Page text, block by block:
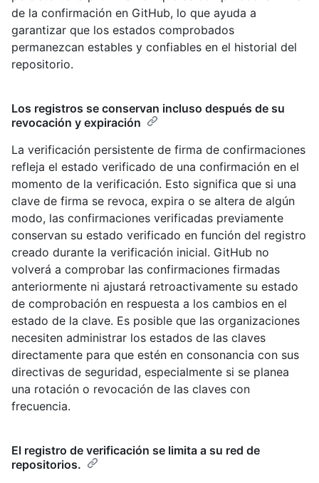
de la confirmación en GitHub, lo que ayuda a
garantizar que los estados comprobados
permanezcan estables y confiables en el historial del
repositorio.
Los registros se conservan incluso después de su
revocación y expiración
La verificación persistente de firma de confirmaciones
refleja el estado verificado de una confirmación en el
momento de la verificación. Esto significa que si una
clave de firma se revoca, expira o se altera de algún
modo, las confirmaciones verificadas previamente
conservan su estado verificado en función del registro
creado durante la verificación inicial. GitHub no
volverá a comprobar las confirmaciones firmadas
anteriormente ni ajustará retroactivamente su estado
de comprobación en respuesta a los cambios en el
estado de la clave. Es posible que las organizaciones
necesiten administrar los estados de las claves
directamente para que estén en consonancia con sus
directivas de seguridad, especialmente si se planea
una rotación o revocación de las claves con
frecuencia.
El registro de verificación se limita a su red de
repositorios.